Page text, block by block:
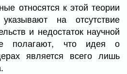
относятся к этой теории
на отсутствие
и недостаток научной
полагают, что идея о
является всего лишь